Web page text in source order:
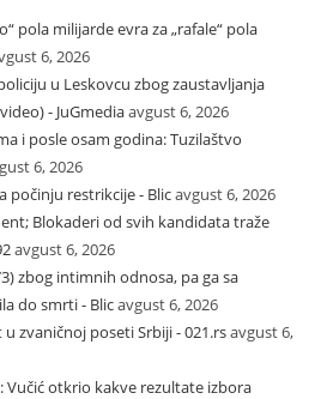
pola milijarde evra za „rafale“ pola
6, 2026
u Leskovcu zbog zaustavljanja
- JuGmediaavgust 6, 2026
i posle osam godina: Tuzilaštvo
6, 2026
počinju restrikcije - Blicavgust 6, 2026
Blokaderi od svih kandidata traže
avgust 6, 2026
zbog intimnih odnosa, pa ga sa
do smrti - Blicavgust 6, 2026
zvaničnoj poseti Srbiji - 021.rsavgust 6,
Vučić otkrio kakve rezultate izbora